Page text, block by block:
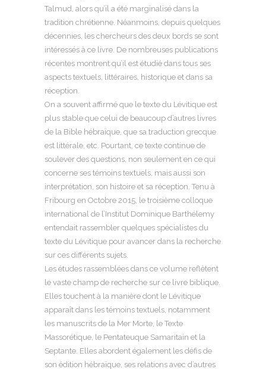
Talmud, alors qu’il a été marginalisé dans la
tradition chrétienne. Néanmoins, depuis quelques
décennies, les chercheurs des deux bords se sont
intéressés à ce livre. De nombreuses publications
récentes montrent qu’il est étudié dans tous ses
aspects textuels, littéraires, historique et dans sa
réception.
On a souvent affirmé que le texte du Lévitique est
plus stable que celui de beaucoup d’autres livres
de la Bible hébraïque, que sa traduction grecque
est littérale, etc. Pourtant, ce texte continue de
soulever des questions, non seulement en ce qui
concerne ses témoins textuels, mais aussi son
interprétation, son histoire et sa réception. Tenu à
Fribourg en Octobre 2015, le troisième colloque
international de l’Institut Dominique Barthélemy
entendait rassembler quelques spécialistes du
texte du Lévitique pour avancer dans la recherche
sur ces différents sujets.
Les études rassemblées dans ce volume reflètent
le vaste champ de recherche sur ce livre biblique.
Elles touchent à la manière dont le Lévitique
apparaît dans les témoins textuels, notamment
les manuscrits de la Mer Morte, le Texte
Massorétique, le Pentateuque Samaritain et la
Septante. Elles abordent également les défis de
son édition hébraïque, ses relations avec d’autres